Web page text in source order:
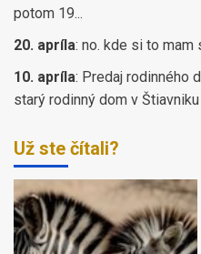
potom 19...
20. apríla: no. kde si to mam
10. apríla: Predaj rodinného
starý rodinný dom v
Už ste čítali?